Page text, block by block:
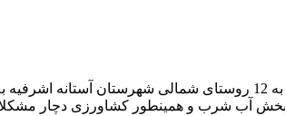
بخش آب شرب و همینطور کشاورزی دچار